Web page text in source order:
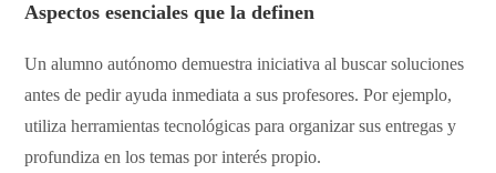
​Aspectos esenciales que la definen
​Un alumno autónomo demuestra iniciativa al buscar soluciones
antes de pedir ayuda inmediata a sus profesores. Por ejemplo,
utiliza herramientas tecnológicas para organizar sus entregas y
profundiza en los temas por interés propio.